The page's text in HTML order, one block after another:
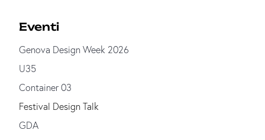
Eventi
Genova Design Week 2026
U35
Container 03
Festival Design Talk
GDA